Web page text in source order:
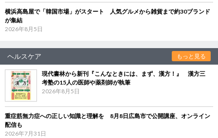
横浜高島屋で「韓国市場」がスタート 人気グルメから雑貨まで約30ブランド
が集結
2026年8月5日
ヘルスケア もっと見る
現代書林から新刊『こんなときには、まず、漢方！』 漢方三
考塾の15人の医師や薬剤師が執筆
2026年8月5日
重症筋無力症への正しい知識と理解を 8月8日広島市で公開講座、オンライン
配信も
2026年7月31日